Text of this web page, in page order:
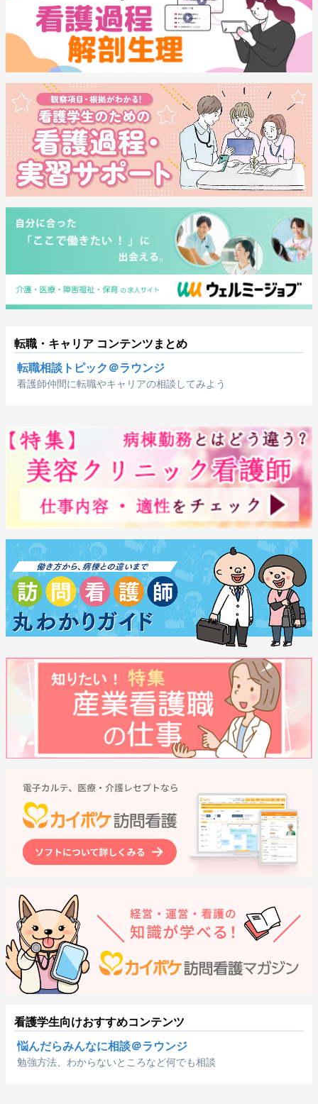
転職・キャリア コンテンツまとめ
転職相談トピック＠ラウンジ
看護師仲間に転職やキャリアの相談してみよう
看護学生向けおすすめコンテンツ
悩んだらみんなに相談＠ラウンジ
勉強方法、わからないところなど何でも相談